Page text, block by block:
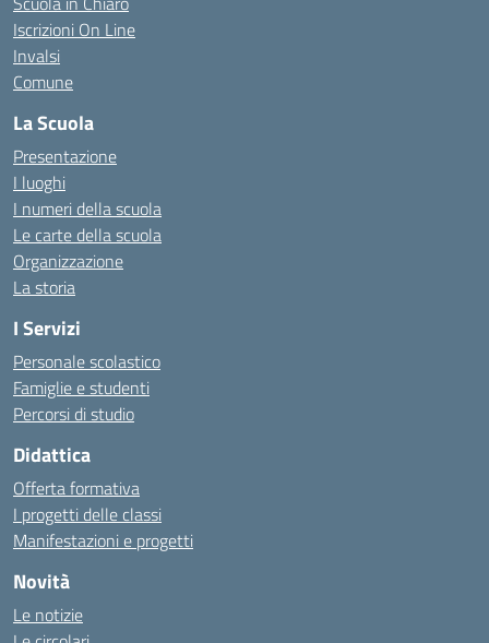
Iscrizioni On Line
Invalsi
Comune
La Scuola
Presentazione
I luoghi
I numeri della scuola
Le carte della scuola
Organizzazione
La storia
I Servizi
Personale scolastico
Famiglie e studenti
Percorsi di studio
Didattica
Offerta formativa
I progetti delle classi
Manifestazioni e progetti
Novità
Le notizie